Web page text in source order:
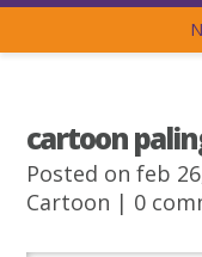
cartoon
Posted on feb
Cartoon | 0